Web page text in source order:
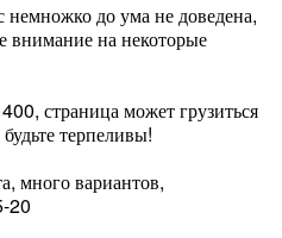
немножко до ума не доведена,
внимание на некоторые
страница может грузиться
терпеливы!
много вариантов,
20